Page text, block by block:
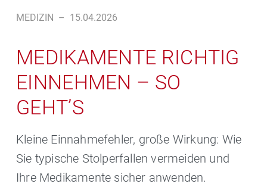
MEDIZIN – 15.04.2026
MEDIKAMENTE RICHTIG
EINNEHMEN – SO
GEHT’S
Kleine Einnahmefehler, große Wirkung: Wie
Sie typische Stolperfallen vermeiden und
Ihre Medikamente sicher anwenden.